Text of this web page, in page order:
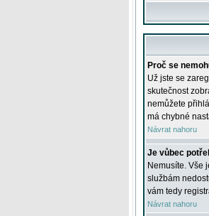
Proč se
Už jste se
skutečnost
nemůžete
má chybné
Návrat nahoru
Je vůbec
Nemusíte. Vše
službám
vám tedy
Návrat nahoru